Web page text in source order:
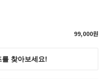
99,000원